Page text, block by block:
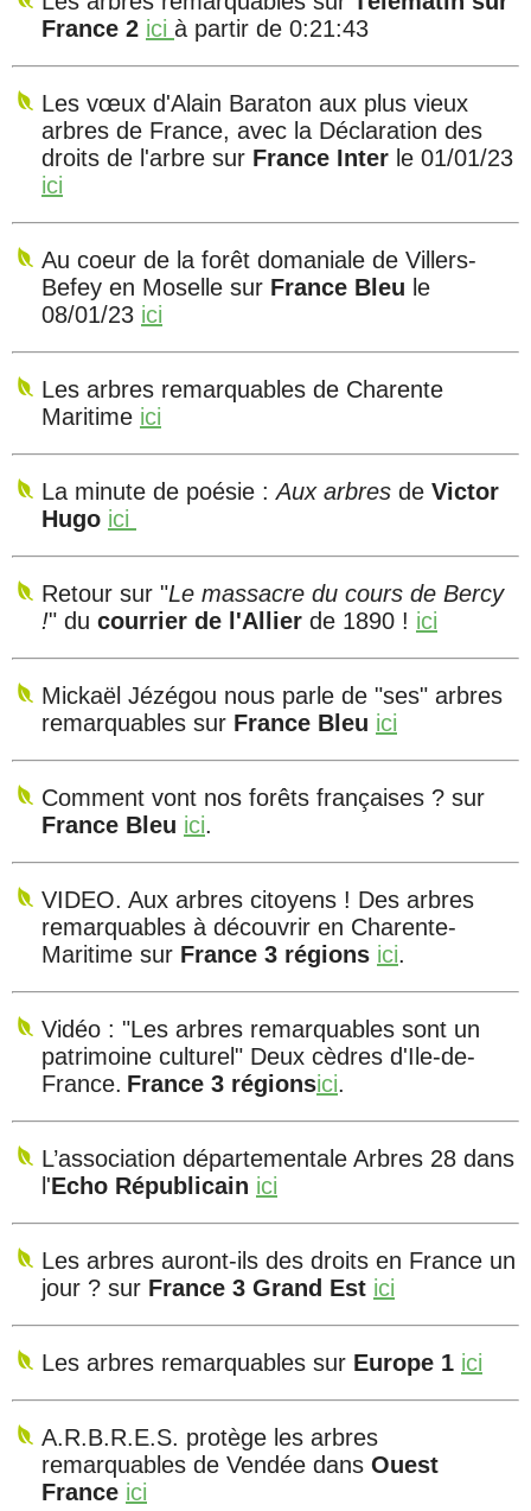
France 2 ici à partir de 0:21:43
Les vœux d'Alain Baraton aux plus vieux
arbres de France, avec la Déclaration des
droits de l'arbre sur France Inter le 01/01/23
ici
Au coeur de la forêt domaniale de Villers-
Befey en Moselle sur France Bleu le
08/01/23 ici
Les arbres remarquables de Charente
Maritime ici
La minute de poésie :Aux arbres de Victor
Hugo ici
Retour sur "Le massacre du cours de Bercy
!" du courrier de l'Allier de 1890 ! ici
Mickaël Jézégou nous parle de "ses" arbres
remarquables sur France Bleu ici
Comment vont nos forêts françaises ? sur
France Bleu ici.
VIDEO. Aux arbres citoyens ! Des arbres
remarquables à découvrir en Charente-
Maritime sur France 3 régions ici.
Vidéo : "Les arbres remarquables sont un
patrimoine culturel" Deux cèdres d'Ile-de-
France. France 3 régionsici.
L’association départementale Arbres 28 dans
l'Echo Républicain ici
Les arbres auront-ils des droits en France un
jour ? sur France 3 Grand Est ici
Les arbres remarquables sur Europe 1 ici
A.R.B.R.E.S. protège les arbres
remarquables de Vendée dans Ouest
France ici